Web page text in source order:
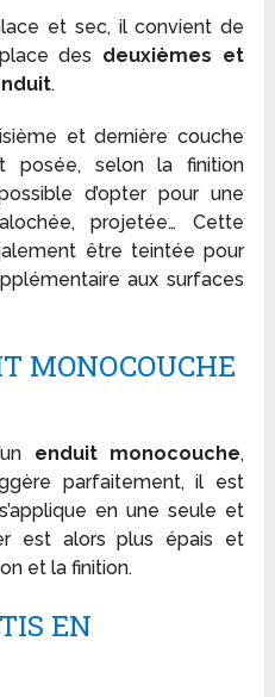
et sec, il convient de
des deuxièmes et
.
et dernière couche
posée, selon la finition
d’opter pour une
projetée… Cette
être teintée pour
aux surfaces
MONOCOUCHE
enduit monocouche,
parfaitement, il est
en une seule et
est alors plus épais et
et la finition.
EN